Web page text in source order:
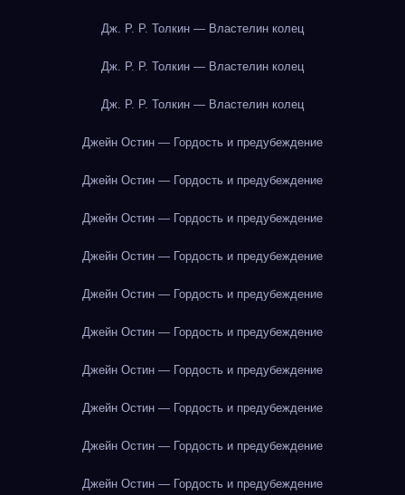
Дж. Р. Р. Толкин — Властелин колец
Дж. Р. Р. Толкин — Властелин колец
Дж. Р. Р. Толкин — Властелин колец
Джейн Остин — Гордость и предубеждение
Джейн Остин — Гордость и предубеждение
Джейн Остин — Гордость и предубеждение
Джейн Остин — Гордость и предубеждение
Джейн Остин — Гордость и предубеждение
Джейн Остин — Гордость и предубеждение
Джейн Остин — Гордость и предубеждение
Джейн Остин — Гордость и предубеждение
Джейн Остин — Гордость и предубеждение
Джейн Остин — Гордость и предубеждение